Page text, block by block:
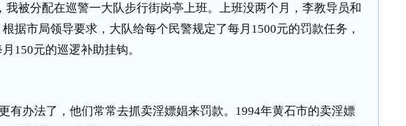
我被分配在巡警一大队步行街岗亭上班。上班没两个月，李教导员和
据市局领导要求，大队给每个民警规定了每月 1500元的罚款任务，
150元的巡逻补助挂钩。
有办法了，他们常常去抓卖淫嫖娼来罚款。 1994年黄石市的卖淫嫖